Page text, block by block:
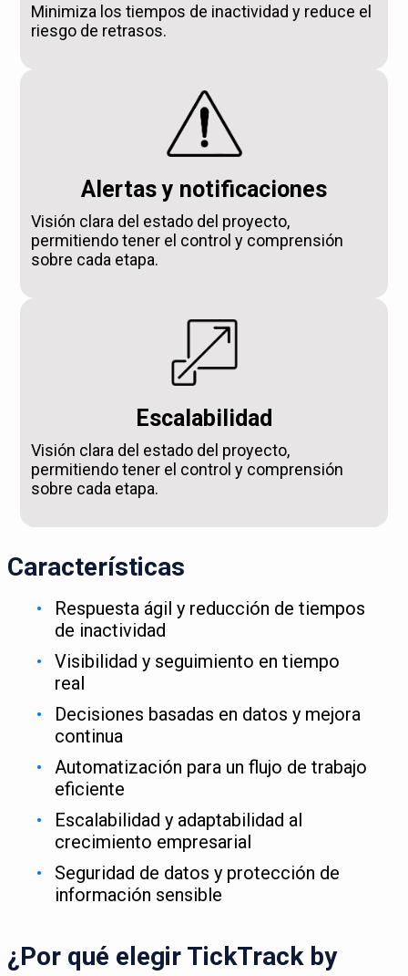
Minimiza los tiempos de inactividad y reduce el
riesgo de retrasos.
Alertas y notificaciones
Visión clara del estado del proyecto,
permitiendo tener el control y comprensión
sobre cada etapa.
Escalabilidad
Visión clara del estado del proyecto,
permitiendo tener el control y comprensión
sobre cada etapa.
Características
Respuesta ágil y reducción de tiempos
de inactividad
Visibilidad y seguimiento en tiempo
real
Decisiones basadas en datos y mejora
continua
Automatización para un flujo de trabajo
eficiente
Escalabilidad y adaptabilidad al
crecimiento empresarial
Seguridad de datos y protección de
información sensible
¿Por qué elegir TickTrack by